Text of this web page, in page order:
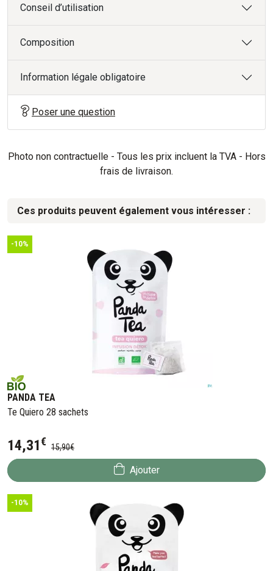
Conseil d’utilisation
Composition
Information légale obligatoire
Poser une question
Photo non contractuelle - Tous les prix incluent la TVA - Hors
frais de livraison.
Ces produits peuvent également vous intéresser :
-10%
PANDA TEA
Te Quiero 28 sachets
14,31€ 15,90€
Ajouter
-10%